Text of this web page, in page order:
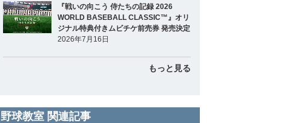
『戦いの向こう 侍たちの記録 2026
WORLD BASEBALL CLASSIC™』オリ
ジナル特典付きムビチケ前売券 発売決定
2026年7月16日
もっと見る
野球教室 関連記事